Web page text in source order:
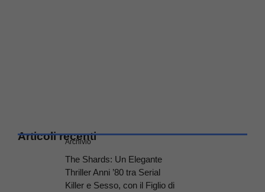
Articoli recenti
Archivio
The Shards: Un Elegante
Thriller Anni ’80 tra Serial
Killer e Sesso, con il Figlio di